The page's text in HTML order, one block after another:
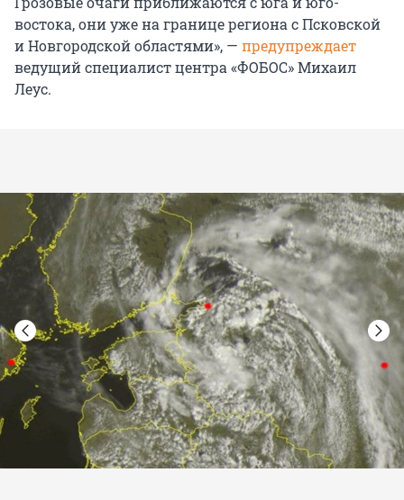
востока, они уже на границе региона с Псковской
и Новгородской областями», — предупреждает
ведущий специалист центра «ФОБОС» Михаил
Леус.